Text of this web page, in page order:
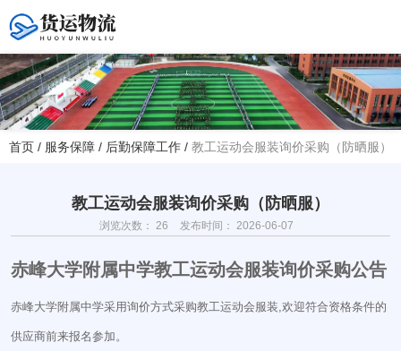
您好！欢迎访问赤峰大学附属中学官方网站！
韩主任(教务处)15047575012
学校地址
赤峰市红山区大新地路29号
首页 / 服务保障 / 后勤保障工作 / 教工运动会服装询价采购（防晒服）
教工运动会服装询价采购（防晒服）
浏览次数： 26 发布时间： 2026-06-07
赤峰大学附属中学教工运动会服装询价采购公告
赤峰大学附属中学采用询价方式采购教工运动会服装,欢迎符合资格条件的
供应商前来报名参加。